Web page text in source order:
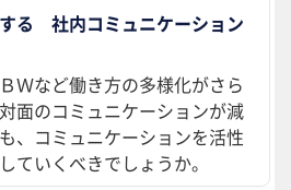
る 社内コミュニケーション
Ｗなど働き方の多様化がさら
面のコミュニケーションが減
、コミュニケーションを活性
ていくべきでしょうか。